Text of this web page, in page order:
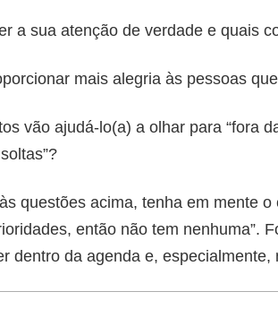
a sua atenção de verdade e quais
mais alegria às pessoas
vão ajudá-lo(a) a olhar para “fora
questões acima, tenha em mente
então não tem nenhuma”.
dentro da agenda e,